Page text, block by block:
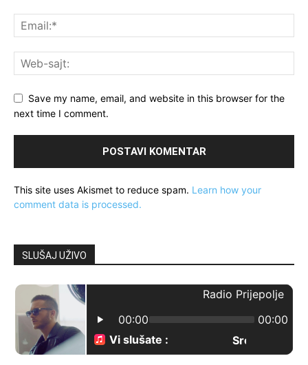
Save my name, email, and website in this browser for the
next time I comment.
This site uses Akismet to reduce spam. Learn how your
comment data is processed.
SLUŠAJ UŽIVO